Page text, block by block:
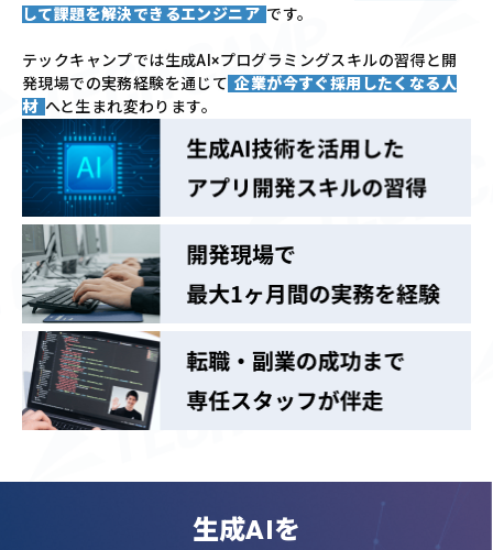
して課題を解決できるエンジニア です。
テックキャンプでは生成AI×プログラミングスキルの習得と開
発現場での実務経験を通じて 企業が今すぐ採用したくなる人
材 へと生まれ変わります。
生成AIを